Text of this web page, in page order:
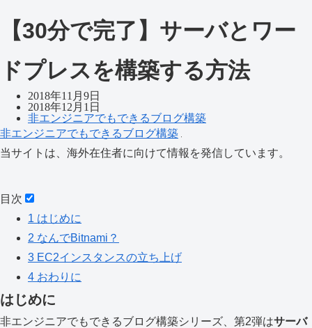
【30分で完了】サーバとワー
ドプレスを構築する方法
2018年11月9日
2018年12月1日
非エンジニアでもできるブログ構築
非エンジニアでもできるブログ構築
当サイトは、海外在住者に向けて情報を発信しています。
目次
1 はじめに
2 なんでBitnami？
3 EC2インスタンスの立ち上げ
4 おわりに
はじめに
非エンジニアでもできるブログ構築シリーズ、第2弾はサーバ